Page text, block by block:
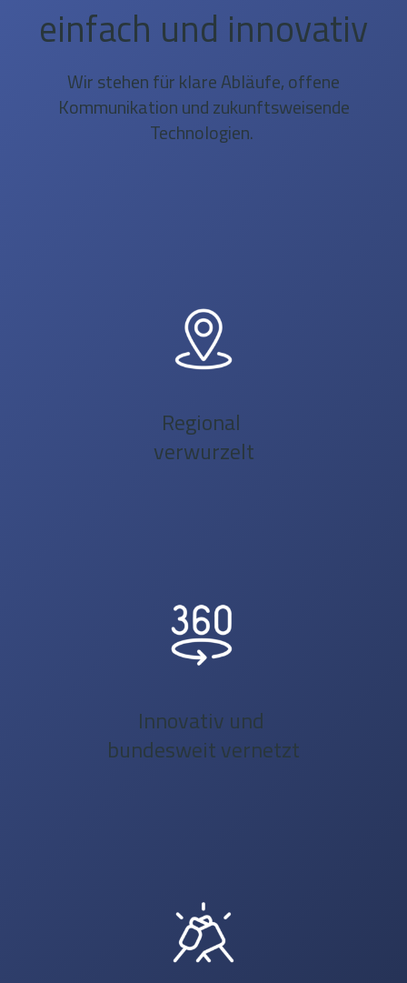
einfach und innovativ
Wir stehen für klare Abläufe, offene
Kommunikation und zukunftsweisende
Technologien.
Regional
verwurzelt
Innovativ und
bundesweit vernetzt